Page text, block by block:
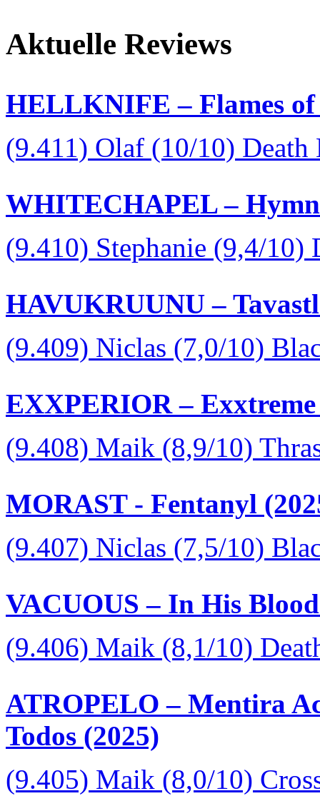
Aktuelle Reviews
HELLKNIFE – Flames
(9.411) Olaf (10/10) Death
WHITECHAPEL –
(9.410) Stephanie (9,4/10)
HAVUKRUUNU –
(9.409) Niclas (7,0/10)
EXXPERIOR – Exxtreme
(9.408) Maik (8,9/10)
MORAST - Fentanyl
(9.407) Niclas (7,5/10)
VACUOUS – In His
(9.406) Maik (8,1/10)
ATROPELO – Mentira
Todos (2025)
(9.405) Maik (8,0/10)